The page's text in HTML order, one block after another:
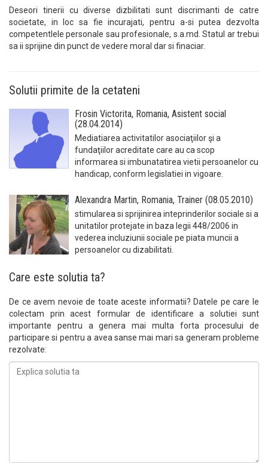
Deseori tinerii cu diverse dizbilitati sunt discrimanti de catre
societate, in loc sa fie incurajati, pentru a-si putea dezvolta
competentlele personale sau profesionale, s.a.md. Statul ar trebui
sa ii sprijine din punct de vedere moral dar si finaciar.
Solutii primite de la cetateni
Frosin Victorita, Romania, Asistent social
(28.04.2014)
Mediatiarea activitatilor asociaţiilor şi a
fundaţiilor acreditate care au ca scop
informarea si imbunatatirea vietii persoanelor cu
handicap, conform legislatiei in vigoare.
Alexandra Martin, Romania, Trainer (08.05.2010)
stimularea si sprijinirea inteprinderilor sociale si a
unitatilor protejate in baza legii 448/2006 in
vederea incluziunii sociale pe piata muncii a
persoanelor cu dizabilitati.
Care este solutia ta?
De ce avem nevoie de toate aceste informatii? Datele pe care le
colectam prin acest formular de identificare a solutiei sunt
importante pentru a genera mai multa forta procesului de
participare si pentru a avea sanse mai mari sa generam probleme
rezolvate: